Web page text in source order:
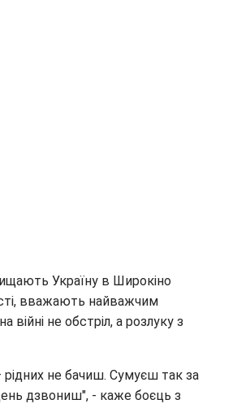
Україну в Широкіно
вважають найважчим
війні не обстріл, а розлуку з
не бачиш. Сумуєш так за
дзвониш", - каже боєць з